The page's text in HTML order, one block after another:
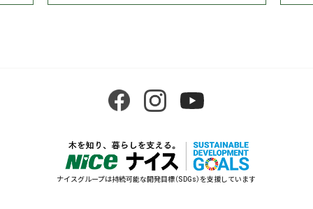
ナイスグループは持続可能な開発目標（SDGs）を支援しています